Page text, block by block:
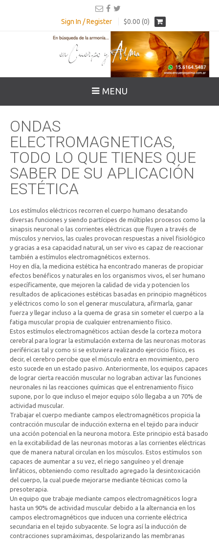
Sign In / Register $0.00 (0)
MENU
ONDAS
ELECTROMAGNETICAS,
TODO LO QUE TIENES QUE
SABER DE SU APLICACIÓN
ESTÉTICA
Los estímulos eléctricos recorren el cuerpo humano desatando
diversas funciones y siendo partícipes de múltiples procesos como la
sinapsis neuronal o las corrientes eléctricas que fluyen a través de
músculos y nervios, las cuales provocan respuestas a nivel fisiológico
y gracias a esa capacidad natural, un ser vivo es capaz de reaccionar
también a estímulos electromagnéticos externos.
Hoy en día, la medicina estética ha encontrado maneras de propiciar
efectos benéficos y naturales en los organismos vivos, el ser humano
específicamente, que mejoren la calidad de vida y potencien los
resultados de aplicaciones estéticas basadas en principio magnéticos
y eléctricos como lo son el generar musculatura, afirmarla, ganar
fuerza y llegar incluso a la quema de grasa sin someter el cuerpo a la
fatiga muscular propia de cualquier entrenamiento físico.
Estos estímulos electromagnéticos actúan desde la corteza motora
cerebral para lograr la estimulación externa de las neuronas motoras
periféricas tal y como si se estuviera realizando ejercicio físico, es
decir, el cerebro percibe que el músculo entra en movimiento, pero
esto sucede en un estado pasivo. Anteriormente, los equipos capaces
de lograr cierta reacción muscular no lograban activar las funciones
neuronales ni las reacciones químicas que el entrenamiento físico
supone, por lo que incluso el mejor equipo sólo llegaba a un 70% de
actividad muscular.
Trabajar el cuerpo mediante campos electromagnéticos propicia la
contracción muscular de inducción externa en el tejido para inducir
una acción potencial en la neurona motora. Este principio está basado
en la excitabilidad de las neuronas motoras a las corrientes eléctricas
que de manera natural circulan en los músculos. Estos estímulos son
capaces de aumentar a su vez, el riego sanguíneo y el drenaje
linfáticos, obteniendo como resultado agregado la desintoxicación
del cuerpo, la cual puede mejorarse mediante técnicas como la
presoterapia.
Un equipo que trabaje mediante campos electromagnéticos logra
hasta un 90% de actividad muscular debido a la alternancia en los
campos electromagnéticos que inducen una corriente eléctrica
secundaria en el tejido subyacente. Se logra así la inducción de
contracciones supramáximas, despolarizando las membranas